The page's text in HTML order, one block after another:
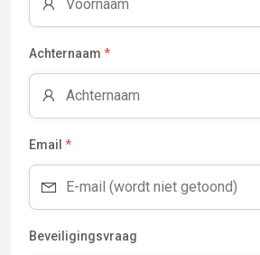
Achternaam *
Email *
Beveiligingsvraag